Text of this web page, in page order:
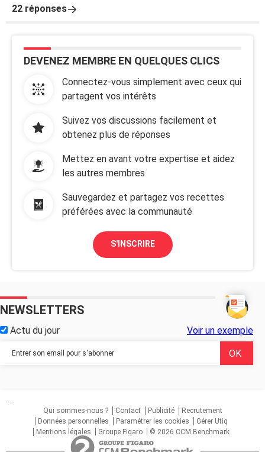
22 réponses
DEVENEZ MEMBRE EN QUELQUES CLICS
Connectez-vous simplement avec ceux qui
partagent vos intérêts
Suivez vos discussions facilement et
obtenez plus de réponses
Mettez en avant votre expertise et aidez
les autres membres
Sauvegardez et partagez vos recettes
préférées avec la communauté
S'INSCRIRE
NEWSLETTERS
Actu du jour Voir un exemple
...
Qui sommes-nous ?
Contact Publicité
Recrutement
Données personnelles
Paramétrer les cookies
Gérer Utiq
Mentions légales
Groupe Figaro © 2026 CCM Benchmark